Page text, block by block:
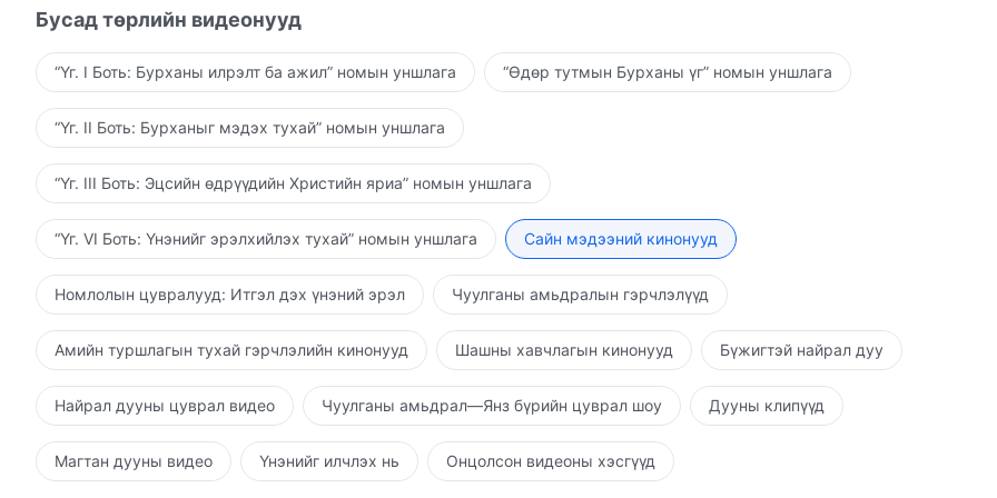
Бусад төрлийн видеонууд
“Үг. I Боть: Бурханы илрэлт ба ажил” номын уншлага “Өдөр тутмын Бурханы үг” номын уншлага
“Үг. II Боть: Бурханыг мэдэх тухай” номын уншлага
“Үг. III Боть: Эцсийн өдрүүдийн Христийн яриа” номын уншлага
“Үг. VI Боть: Үнэнийг эрэлхийлэх тухай” номын уншлага Сайн мэдээний кинонууд
Номлолын цувралууд: Итгэл дэх үнэний эрэл Чуулганы амьдралын гэрчлэлүүд
Амийн туршлагын тухай гэрчлэлийн кинонууд Шашны хавчлагын кинонууд Бүжигтэй найрал дуу
Найрал дууны цуврал видео Чуулганы амьдрал—Янз бүрийн цуврал шоу Дууны клипүүд
Магтан дууны видео Үнэнийг илчлэх нь Онцолсон видеоны хэсгүүд